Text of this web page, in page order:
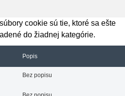
cookie sú tie, ktoré sa ešte
do žiadnej kategórie.
Popis
Bez popisu